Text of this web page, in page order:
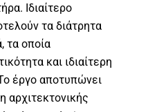
Ιδιαίτερο
τα διάτρητα
τα οποία
και ιδιαίτερη
έργο αποτυπώνει
αρχιτεκτονικής